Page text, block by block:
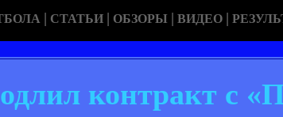
| СТАТЬИ | ОБЗОРЫ | ВИДЕО |
контракт с